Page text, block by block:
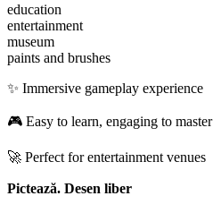
education
entertainment
museum
paints and brushes
✨ Immersive gameplay experience
🎮 Easy to learn, engaging to master
🚀 Perfect for entertainment venues
Pictează. Desen liber